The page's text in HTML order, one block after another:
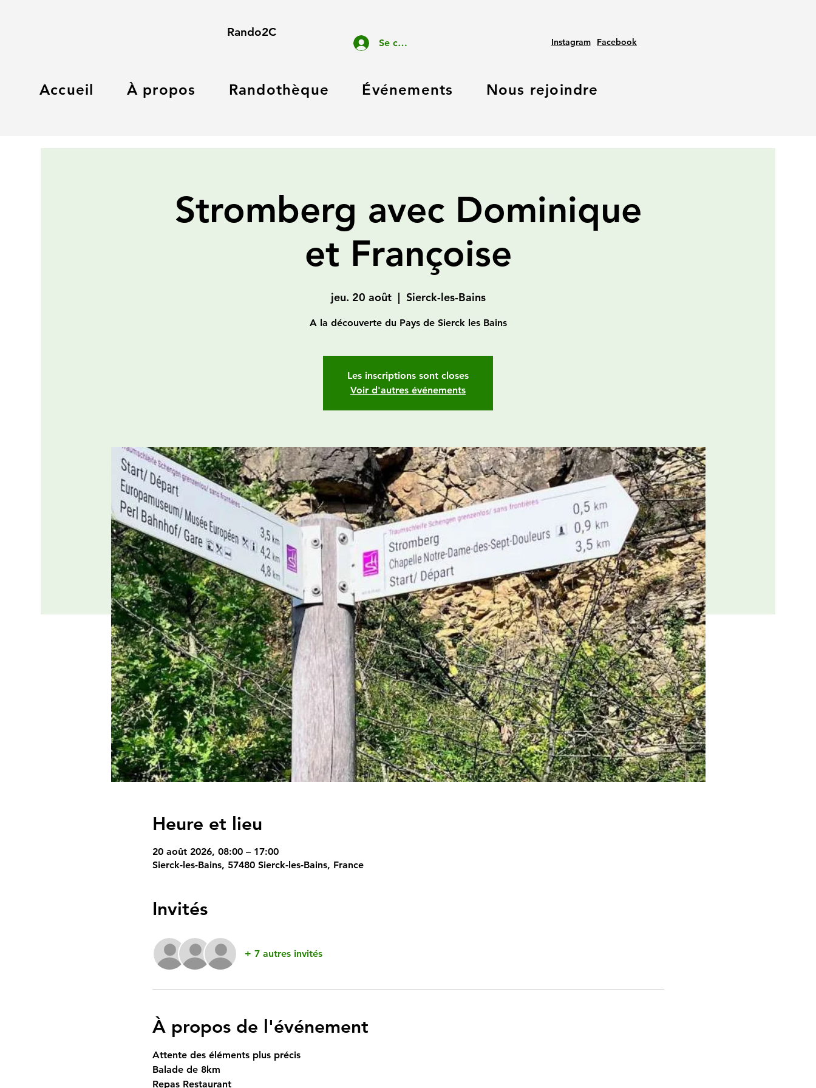
Rando2C
Se connecter Instagram Facebook
Accueil À propos Randothèque Événements Nous rejoindre
Stromberg avec Dominique
et Françoise
jeu. 20 août
  |
Sierck-les-Bains
A la découverte du Pays de Sierck les Bains
Les inscriptions sont closes
Voir d'autres événements
Heure et lieu
20 août 2026, 08:00 – 17:00
Sierck-les-Bains, 57480 Sierck-les-Bains, France
Invités
+ 7 autres invités
À propos de l'événement
Attente des éléments plus précis
Balade de 8km
Repas Restaurant